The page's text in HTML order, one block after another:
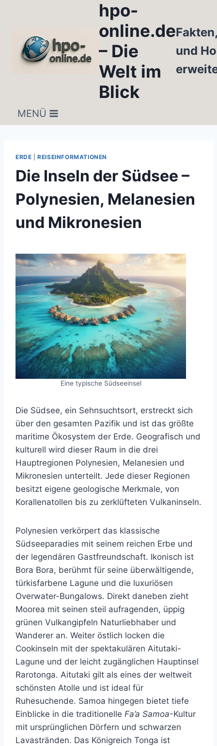
hpo-
online.de
– Die
Welt im
Blick
und
MENÜ
ERDE |REISEINFORMATIONEN
Die Inseln der Südsee –
Polynesien, Melanesien
und Mikronesien
Eine typische Südseeinsel
Die Südsee, ein Sehnsuchtsort, erstreckt sich
über den gesamten Pazifik und ist das größte
maritime Ökosystem der Erde. Geografisch und
kulturell wird dieser Raum in die drei
Hauptregionen Polynesien, Melanesien und
Mikronesien unterteilt. Jede dieser Regionen
besitzt eigene geologische Merkmale, von
Korallenatollen bis zu zerklüfteten Vulkaninseln.
Polynesien verkörpert das klassische
Südseeparadies mit seinem reichen Erbe und
der legendären Gastfreundschaft. Ikonisch ist
Bora Bora, berühmt für seine überwältigende,
türkisfarbene Lagune und die luxuriösen
Overwater-Bungalows. Direkt daneben zieht
Moorea mit seinen steil aufragenden, üppig
grünen Vulkangipfeln Naturliebhaber und
Wanderer an. Weiter östlich locken die
Cookinseln mit der spektakulären Aitutaki-
Lagune und der leicht zugänglichen Hauptinsel
Rarotonga. Aitutaki gilt als eines der weltweit
schönsten Atolle und ist ideal für
Ruhesuchende. Samoa hingegen bietet tiefe
Einblicke in die traditionelle Fa’a Samoa-Kultur
mit ursprünglichen Dörfern und schwarzen
Lavastränden. Das Königreich Tonga ist